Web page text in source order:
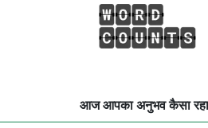
आज आपका अनुभव कैसा